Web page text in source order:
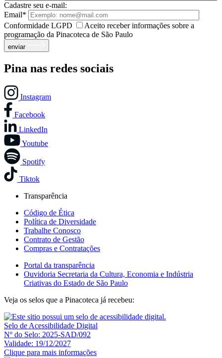
Cadastre seu e-mail:
Email*
Conformidade LGPD
Aceito receber informações sobre a
programação da Pinacoteca de São Paulo
enviar
Pina nas redes sociais
Instagram
Facebook
LinkedIn
Youtube
Spotify
Tiktok
Transparência
Código de Ética
Política de Diversidade
Trabalhe Conosco
Contrato de Gestão
Compras e Contratações
Portal da transparência
Ouvidoria Secretaria da Cultura, Economia e Indústria
Criativas do Estado de São Paulo
Veja os selos que a Pinacoteca já recebeu:
Selo de Acessibilidade Digital
Nº do Selo: 2025-SAD/092
Validade: 19/12/2027
Clique para mais informações